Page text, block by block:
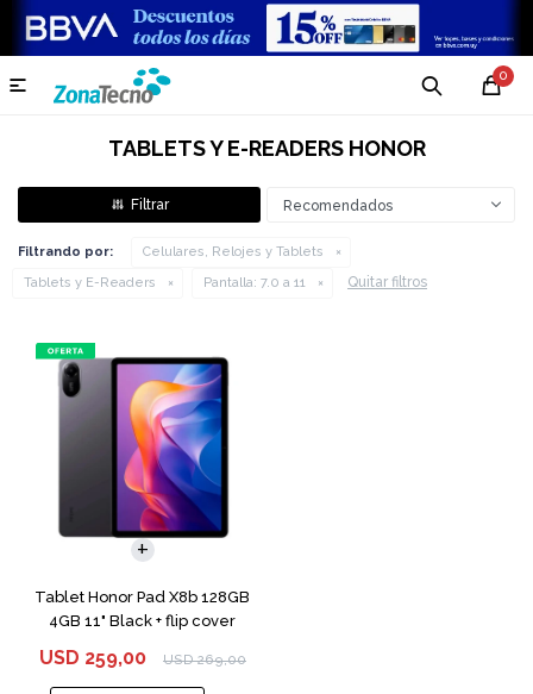
0

TABLETS Y E-READERS HONOR
Recomendados
Filtrando por:
Celulares, Relojes y Tablets
Tablets y E-Readers
Pantalla: 7.0 a 11 Quitar filtros
Tablet Honor Pad X8b 128GB
4GB 11" Black + flip cover
USD 259,00 USD 269,00